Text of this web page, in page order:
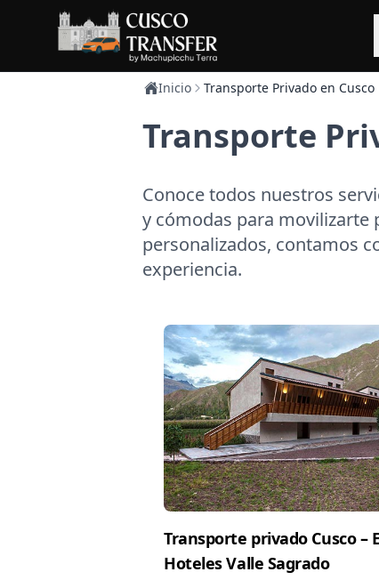
Inicio Transporte Privado en Cusco
Transporte
Conoce todos nuestros
y cómodas para movilizarte
personalizados, contamos
experiencia.
Transporte privado Cusco –
Hoteles Valle Sagrado